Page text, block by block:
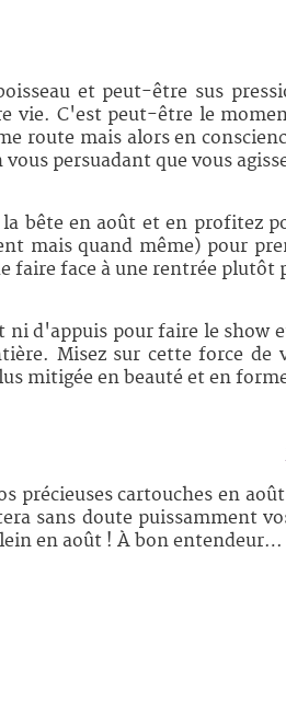
et peut-être sus
vie. C'est peut-être le
route mais alors en
persuadant que vous
bête en août et en profitez
mais quand même) pour
faire face à une rentrée
ni d'appuis pour faire le show
Misez sur cette force
mitigée en beauté et en
précieuses cartouches en
sans doute puissamment
en août ! À bon entendeur…